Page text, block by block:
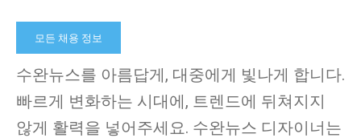
모든 채용 정보
수완뉴스를 아름답게, 대중에게 빛나게 합니다.
빠르게 변화하는 시대에, 트렌드에 뒤쳐지지
않게 활력을 넣어주세요. 수완뉴스 디자이너는